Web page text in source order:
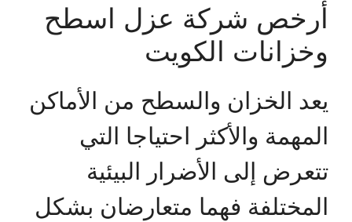
أرخص شركة عزل اسطح
وخزانات الكويت
يعد الخزان والسطح من الأماكن
المهمة والأكثر احتياجا التي
تتعرض إلى الأضرار البيئية
المختلفة فهما متعارضان بشكل